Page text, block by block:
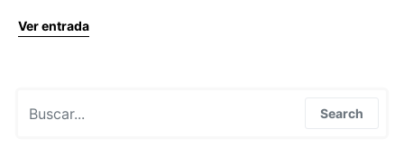
Ver entrada
Search